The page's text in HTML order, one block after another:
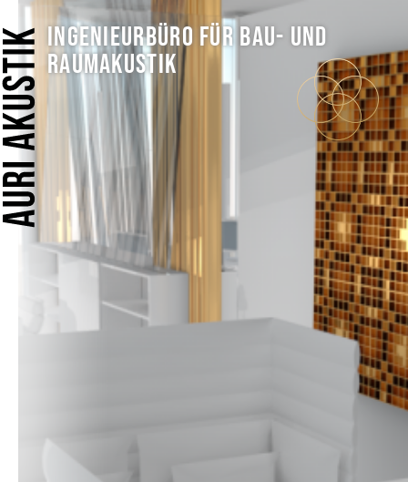
Home
Leistungen
Öffent­liche Ein­richt­ungen
Arbeitsschutz
Büroakustik
Konzertsaal und Kirchen
HiFi
Tonstudio
Bauakustik und Schallschutz
Sprechstunde
INGENIEURBÜRO FÜR BAU- UND
RAUMAKUSTIK